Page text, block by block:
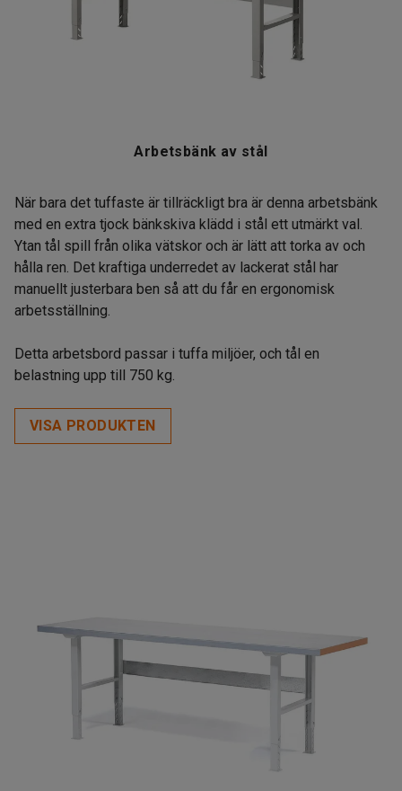
Arbetsbänk av stål
När bara det tuffaste är tillräckligt bra är denna arbetsbänk
med en extra tjock bänkskiva klädd i stål ett utmärkt val.
Ytan tål spill från olika vätskor och är lätt att torka av och
hålla ren. Det kraftiga underredet av lackerat stål har
manuellt justerbara ben så att du får en ergonomisk
arbetsställning.
Detta arbetsbord passar i tuffa miljöer, och tål en
belastning upp till 750 kg.
VISA PRODUKTEN